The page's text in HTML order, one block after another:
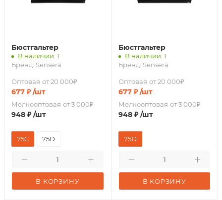
Бюстгальтер
В наличии: 1
Бренд: Sensera
Оптовая от 20 000₽
677 ₽ /шт
Мелкооптовая от 3 000₽
948 ₽ /шт
В КОРЗИНУ
75C 75D
Бюстгальтер
В наличии: 1
Бренд: Sensera
Оптовая от 20 000₽
677₽ /шт
Мелкооптовая от 3 000₽
948₽ /шт
В КОРЗИНУ
75D